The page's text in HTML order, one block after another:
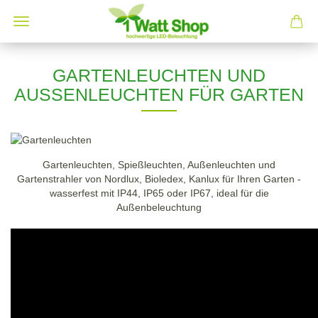
GARTENLEUCHTEN UND
AUSSENLEUCHTEN FÜR GARTEN
Gartenleuchten, Spießleuchten, Außenleuchten und
Gartenstrahler von Nordlux, Bioledex, Kanlux für Ihren Garten -
wasserfest mit IP44, IP65 oder IP67, ideal für die
Außenbeleuchtung